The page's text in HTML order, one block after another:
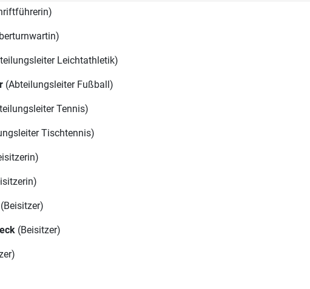
Leichtathletik)
(Abteilungsleiter Fußball)
Tennis)
Tischtennis)
(Beisitzer)
(Beisitzer)